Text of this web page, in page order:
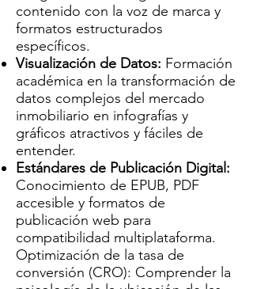
contenido con la voz de marca y
formatos estructurados
específicos.
Visualización de Datos: Formación
académica en la transformación de
datos complejos del mercado
inmobiliario en infografías y
gráficos atractivos y fáciles de
entender.
Estándares de Publicación Digital:
Conocimiento de EPUB, PDF
accesible y formatos de
publicación web para
compatibilidad multiplataforma.
Optimización de la tasa de
conversión (CRO): Comprender la